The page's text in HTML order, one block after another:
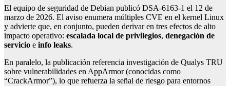
El equipo de seguridad de Debian publicó DSA-6163-1 el 12 de
marzo de 2026. El aviso enumera múltiples CVE en el kernel Linux
y advierte que, en conjunto, pueden derivar en tres efectos de alto
impacto operativo: escalada local de privilegios, denegación de
servicio e info leaks.
En paralelo, la publicación referencia investigación de Qualys TRU
sobre vulnerabilidades en AppArmor (conocidas como
“CrackArmor”), lo que refuerza la señal de riesgo para entornos